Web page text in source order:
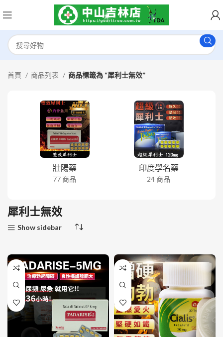
首頁 商品列表 商品標籤為 “犀利士無效”
壯陽藥
77 商品
印度學名藥
24 商品
犀利士無效
Show sidebar